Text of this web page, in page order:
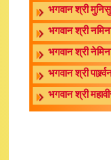
भगवान श्री
भगवान श्री
भगवान श्री
भगवान श्री
भगवान श्री